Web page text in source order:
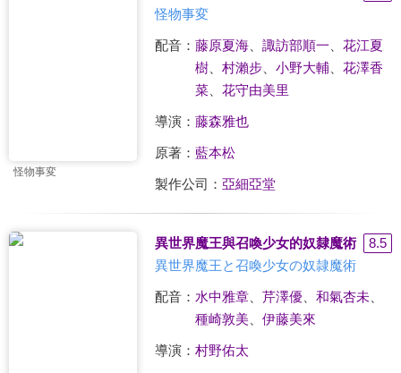
怪物事変
怪物事変
配音： 藤原夏海、 諏訪部順一
花江夏
樹、 村瀨步、 小野大輔、 花澤香
菜、 花守由美里
導演： 藤森雅也
原著： 藍本松
製作公司： 亞細亞堂
異世界魔王與召喚少女的奴隸魔術
8.5
異世界魔王と召喚少女の奴隷魔術
配音： 水中雅章、 芹澤優、 和氣杏未、
種崎敦美、 伊藤美來
導演： 村野佑太